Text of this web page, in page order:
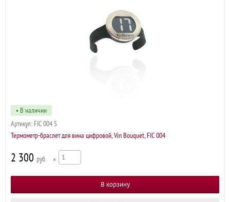
• В наличии
Артикул: FIC 004 S
Термометр-браслет для вина цифровой, Vin Bouquet, FIC 004
2 300 р ×